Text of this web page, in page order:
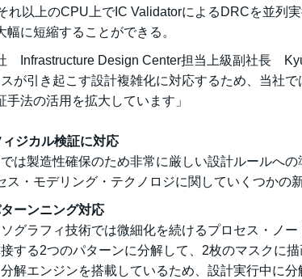
れ以上のCPU上でIC ValidatorによるDRCを並列
幅に短縮することができる。
Infrastructure Design Center担当上級副社長
スが引き起こす設計複雑化に対応するため、当社
手法の活用を拡大しています」
ジカル検証に対応
は製造性確保のため非常に厳しい設計ルールへ
ス・モデリング・テクノロジに関していくつかの
ーンニング対応
グラフィ技術では微細化を続けるプロセス・ノ
する2つのパターンに分解して、2枚のマスクに
解エンジンを搭載しているため、設計実行中に